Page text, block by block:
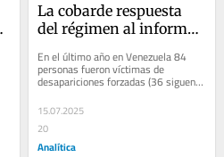
La cobarde respuesta
del régimen al informe
DDHH
En el último año en Venezuela 84
personas fueron víctimas de
desapariciones forzadas (36 siguen
desaparecidas), tras las elecciones
del…
15.07.2025
20
Analítica